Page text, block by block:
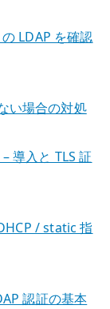
LDAP を確認
い場合の対処
導入と TLS 証
/ static 指
認証の基本